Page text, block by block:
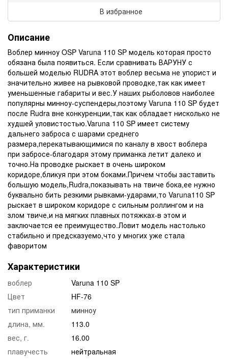
В избранное
Описание
Воблер минноу OSP Varuna 110 SP модель которая просто
обязана была появиться. Если сравнивать ВАРУНУ с
большей моделью RUDRA этот воблер весьма не упорист и
значительно живее на рывковой проводке,так как имеет
уменьшенные габариты и вес.У наших рыболовов наиболее
популярны минноу-суспендеры,поэтому Varuna 110 SP будет
после Rudra вне конкуренции,так как обладает нисколько не
худшей уловистостью.Varuna 110 SP имеет систему
дальнего заброса с шарами среднего
размера,перекатывающимися по каналу в хвост воблера
при забросе-благодаря этому приманка летит далеко и
точно.На проводке рыскает в очень широком
коридоре,бликуя при этом боками.Причем чтобы заставить
большую модель,Rudra,показывать на твиче бока,ее нужно
буквально бить резкими рывками-ударами,то Varuna110 SP
рыскает в широком коридоре с сильным роллингом и на
злом твиче,и на мягких плавных потяжках-в этом и
заключается ее преимущество.Ловит модель настолько
стабильно и предсказуемо,что у многих уже стала
фаворитом
Характеристики
воблер
Varuna 110 SP
Цвет
HF-76
тип приманки
минноу
длина, мм.
113.0
вес, г.
16.00
плавучесть
нейтральная